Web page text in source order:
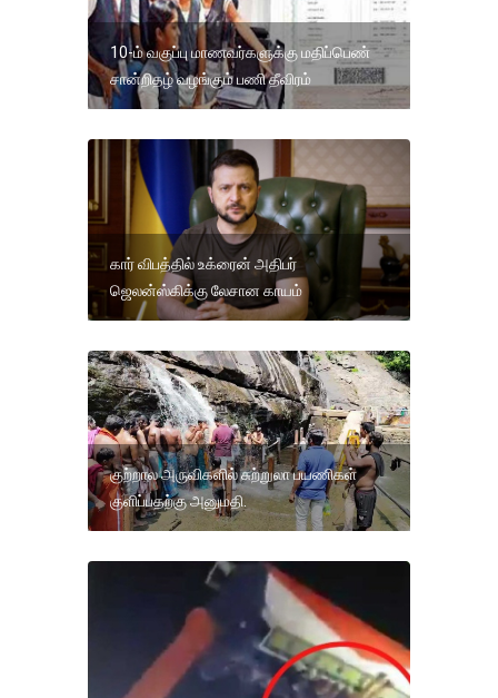
10-ம் வகுப்பு மாணவர்களுக்கு மதிப்பெண்
சான்றிதழ் வழங்கும் பணி தீவிரம்
கார் விபத்தில் உக்ரைன் அதிபர்
ஜெலன்ஸ்கிக்கு லேசான காயம்
குற்றால அருவிகளில் சுற்றுலா பயணிகள்
குளிப்பதற்கு அனுமதி.